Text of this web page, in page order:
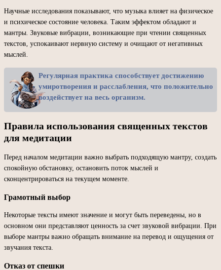
Научные исследования показывают, что музыка влияет на физическое
и психическое состояние человека. Таким эффектом обладают и
мантры. Звуковые вибрации, возникающие при чтении священных
текстов, успокаивают нервную систему и очищают от негативных
мыслей.
Регулярная практика способствует достижению
умиротворения и расслабления, что положительно
воздействует на весь организм.
Правила использования священных текстов
для медитации
Перед началом медитации важно выбрать подходящую мантру, создать
спокойную обстановку, остановить поток мыслей и
сконцентрироваться на текущем моменте.
Грамотный выбор
Некоторые тексты имеют значение и могут быть переведены, но в
основном они представляют ценность за счет звуковой вибрации. При
выборе мантры важно обращать внимание на перевод и ощущения от
звучания текста.
Отказ от спешки